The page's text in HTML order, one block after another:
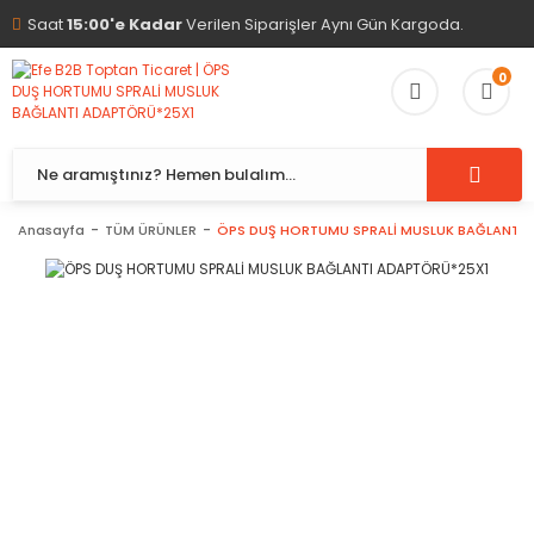
Saat15:00'e KadarVerilen Siparişler Aynı Gün Kargoda.
0
Anasayfa TÜM ÜRÜNLER ÖPS DUŞ HORTUMU SPRALİ MUSLUK BAĞLANTI